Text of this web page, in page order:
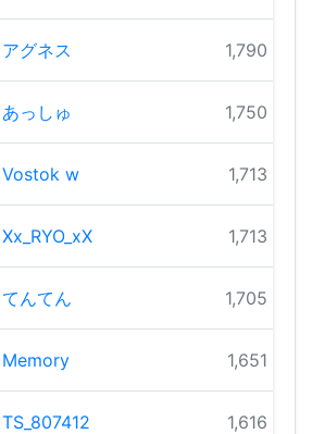
アグネス 1,790 pts
あっしゅ 1,750 pts
Vostok w 1,713 pts
Xx_RYO_xX 1,713 pts
てんてん 1,705 pts
Memory 1,651 pts
TS_807412 1,616 pts